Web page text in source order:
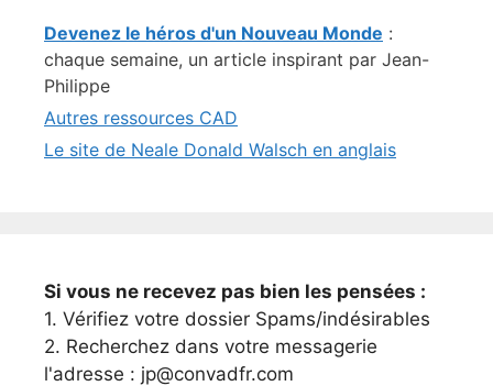
Devenez le héros d'un Nouveau Monde :
chaque semaine, un article inspirant par Jean-
Philippe
Autres ressources CAD
Le site de Neale Donald Walsch en anglais
Si vous ne recevez pas bien les pensées :
1. Vérifiez votre dossier Spams/indésirables
2. Recherchez dans votre messagerie
l'adresse : jp@convadfr.com